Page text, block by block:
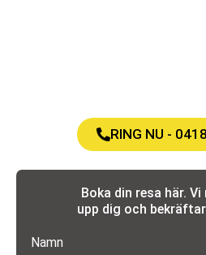
RING NU -
Boka din resa här.
upp dig och
Namn